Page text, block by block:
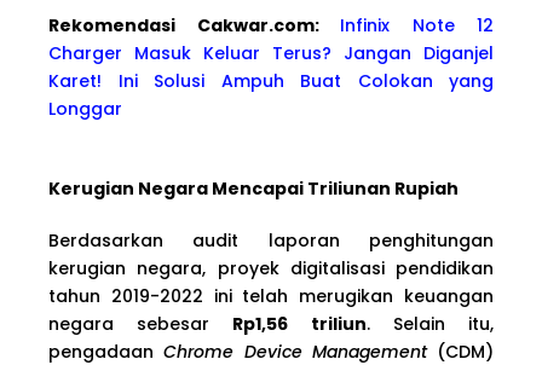
Rekomendasi Cakwar.com: Infinix Note 12
Charger Masuk Keluar Terus? Jangan Diganjel
Karet! Ini Solusi Ampuh Buat Colokan yang
Longgar
Kerugian Negara Mencapai Triliunan Rupiah
Berdasarkan audit laporan penghitungan
kerugian negara, proyek digitalisasi pendidikan
tahun 2019-2022 ini telah merugikan keuangan
negara sebesar Rp1,56 triliun. Selain itu,
pengadaanChrome Device Management(CDM)